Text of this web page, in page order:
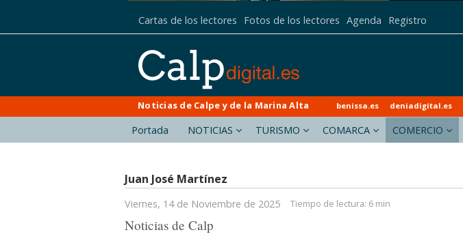
Cartas de los lectores Fotos de los lectores Agenda Registro
Noticias de Calpe y de la Marina Alta benissa.es deniadigital.es
Portada NOTICIAS TURISMO COMARCA COMERCIO
Juan José Martínez
Viernes, 14 de Noviembre de 2025 Tiempo de lectura: 6 min
Noticias de Calp